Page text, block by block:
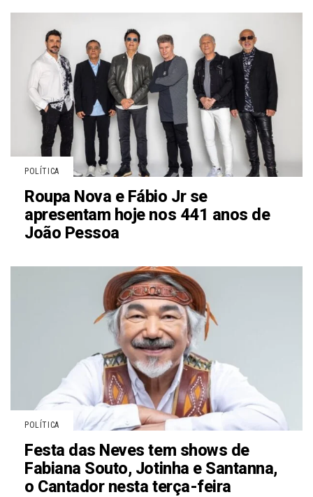
POLÍTICA
Roupa Nova e Fábio Jr se
apresentam hoje nos 441 anos de
João Pessoa
POLÍTICA
Festa das Neves tem shows de
Fabiana Souto, Jotinha e Santanna,
o Cantador nesta terça-feira